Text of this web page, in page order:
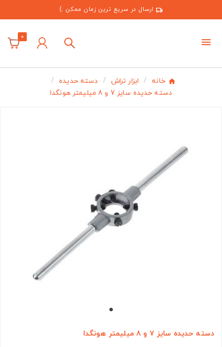
ارسال در سریع ترین زمان ممکن :)
0
خانه ابزار تراش
دسته حدیده
دسته حدیده سایز 7 و 8 میلیمتر هونگدا
دسته حدیده سایز 7 و 8 میلیمتر هونگدا